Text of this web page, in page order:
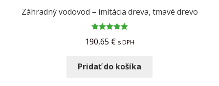
Záhradný vodovod – imitácia dreva, tmavé drevo
5.00
190,65 € s DPH
Pridať do košíka